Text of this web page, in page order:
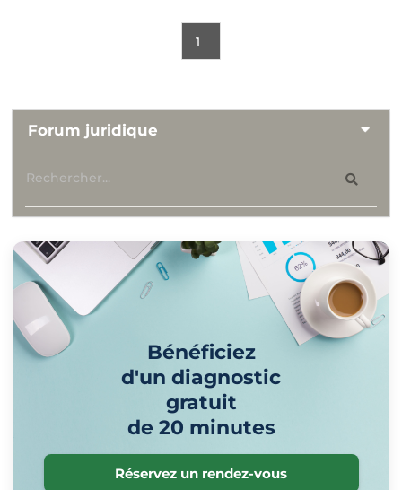
1
Forum juridique
Bénéficiez
d'un diagnostic
gratuit
de 20 minutes
Réservez un rendez-vous